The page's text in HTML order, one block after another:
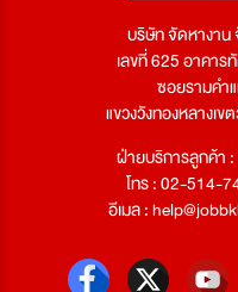
บริษัท จัดหางาน
เลขที่ 625 อาคาร
ซอยรามคำ
แขวงวังทองหลางเ
ฝ่ายบริการลูกค้า
โทร : 02-514-
อีเมล :